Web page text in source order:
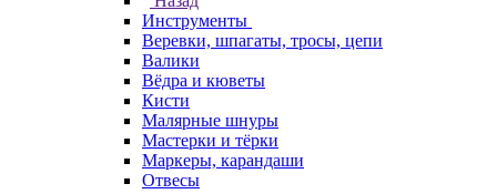
Инструменты
Веревки, шпагаты, тросы, цепи
Валики
Вёдра и кюветы
Кисти
Малярные шнуры
Мастерки и тёрки
Маркеры, карандаши
Отвесы